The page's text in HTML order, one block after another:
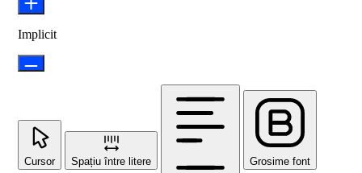
Implicit
Cursor Spațiu între litere Grosime font